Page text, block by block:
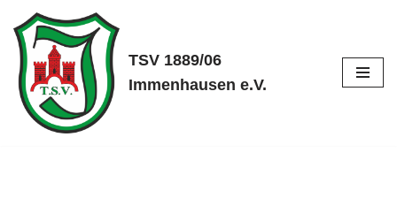
Zum
Inhalt
springen
TSV 1889/06
Immenhausen e.V.